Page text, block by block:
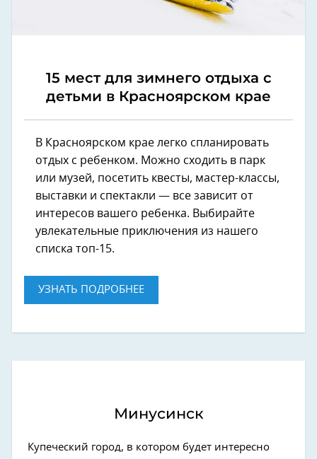
15 мест для зимнего отдыха с
детьми в Красноярском крае
В Красноярском крае легко спланировать
отдых с ребенком. Можно сходить в парк
или музей, посетить квесты, мастер-классы,
выставки и спектакли — все зависит от
интересов вашего ребенка. Выбирайте
увлекательные приключения из нашего
списка топ-15.
УЗНАТЬ ПОДРОБНЕЕ
Минусинск
Купеческий город, в котором будет интересно